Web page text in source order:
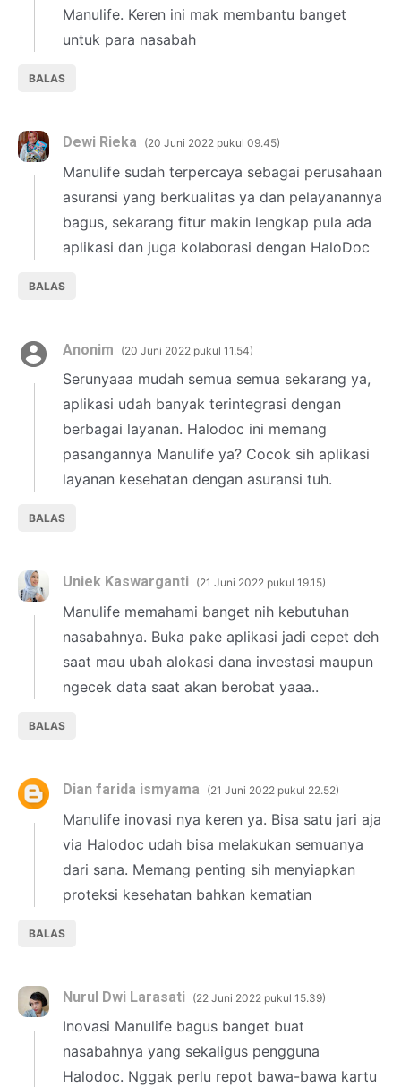
Manulife. Keren ini mak membantu banget
untuk para nasabah
BALAS
Dewi Rieka 20 Juni 2022 pukul 09.45
Manulife sudah terpercaya sebagai perusahaan
asuransi yang berkualitas ya dan pelayanannya
bagus, sekarang fitur makin lengkap pula ada
aplikasi dan juga kolaborasi dengan HaloDoc
BALAS
Anonim 20 Juni 2022 pukul 11.54
Serunyaaa mudah semua semua sekarang ya,
aplikasi udah banyak terintegrasi dengan
berbagai layanan. Halodoc ini memang
pasangannya Manulife ya? Cocok sih aplikasi
layanan kesehatan dengan asuransi tuh.
BALAS
Uniek Kaswarganti 21 Juni 2022 pukul 19.15
Manulife memahami banget nih kebutuhan
nasabahnya. Buka pake aplikasi jadi cepet deh
saat mau ubah alokasi dana investasi maupun
ngecek data saat akan berobat yaaa..
BALAS
Dian farida ismyama 21 Juni 2022 pukul 22.52
Manulife inovasi nya keren ya. Bisa satu jari aja
via Halodoc udah bisa melakukan semuanya
dari sana. Memang penting sih menyiapkan
proteksi kesehatan bahkan kematian
BALAS
Nurul Dwi Larasati 22 Juni 2022 pukul 15.39
Inovasi Manulife bagus banget buat
nasabahnya yang sekaligus pengguna
Halodoc. Nggak perlu repot bawa-bawa kartu